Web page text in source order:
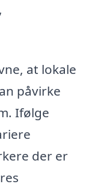
at lokale
påvirke
Ifølge
der er